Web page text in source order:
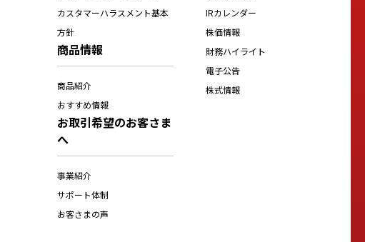
カスタマーハラスメント基本
方針
商品情報
商品紹介
おすすめ情報
お取引希望のお客さま
へ
事業紹介
サポート体制
お客さまの声
IRカレンダー
株価情報
財務ハイライト
電子公告
株式情報